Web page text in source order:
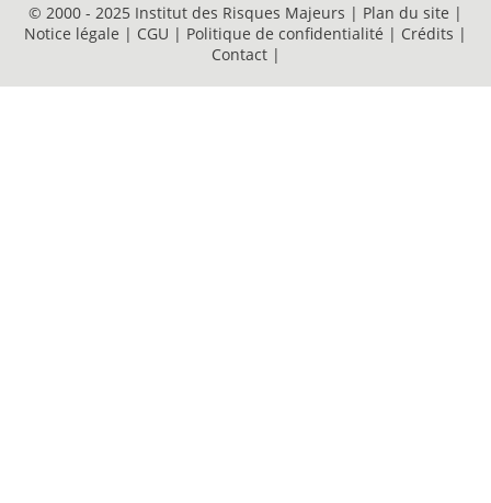
© 2000 - 2025 Institut des Risques Majeurs | Plan du site |
Notice légale | CGU | Politique de confidentialité | Crédits |
Contact |